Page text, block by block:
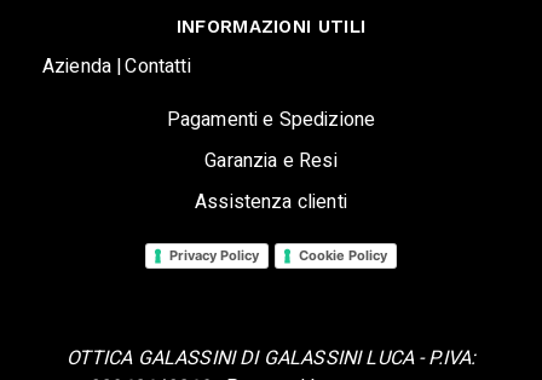
INFORMAZIONI UTILI
Azienda |Contatti
Pagamenti e Spedizione
Garanzia e Resi
Assistenza clienti
Privacy Policy Cookie Policy
OTTICA GALASSINI DI GALASSINI LUCA - P.IVA: